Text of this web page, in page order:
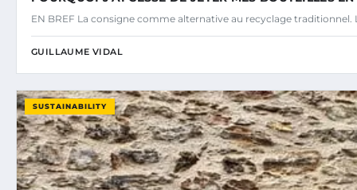
EN BREF La consigne comme alternative au recyclage traditionnel.
GUILLAUME VIDAL
SUSTAINABILITY